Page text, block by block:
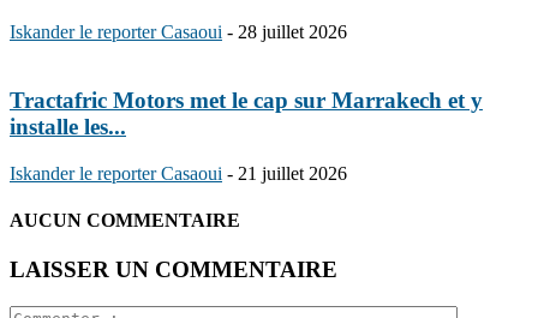
Iskander le reporter Casaoui - 28 juillet 2026
Tractafric Motors met le cap sur Marrakech et y
installe les...
Iskander le reporter Casaoui - 21 juillet 2026
AUCUN COMMENTAIRE
LAISSER UN COMMENTAIRE